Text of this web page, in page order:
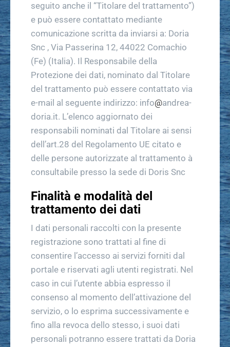
seguito anche il “Titolare del trattamento”)
e può essere contattato mediante
comunicazione scritta da inviarsi a: Doria
Snc , Via Passerina 12, 44022 Comachio
(Fe) (Italia). Il Responsabile della
Protezione dei dati, nominato dal Titolare
del trattamento può essere contattato via
e-mail al seguente indirizzo: info@andrea-
doria.it. L’elenco aggiornato dei
responsabili nominati dal Titolare ai sensi
dell’art.28 del Regolamento UE citato e
delle persone autorizzate al trattamento à
consultabile presso la sede di Doris Snc
Finalità e modalità del
trattamento dei dati
I dati personali raccolti con la presente
registrazione sono trattati al fine di
consentire l’accesso ai servizi forniti dal
portale e riservati agli utenti registrati. Nel
caso in cui l’utente abbia espresso il
consenso al momento dell’attivazione del
servizio, o lo esprima successivamente e
fino alla revoca dello stesso, i suoi dati
personali potranno essere trattati da Doria